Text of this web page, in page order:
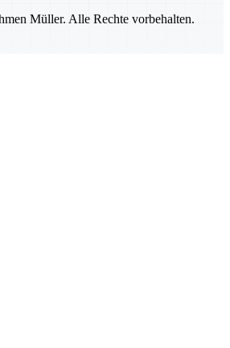
Müller. Alle Rechte vorbehalten.